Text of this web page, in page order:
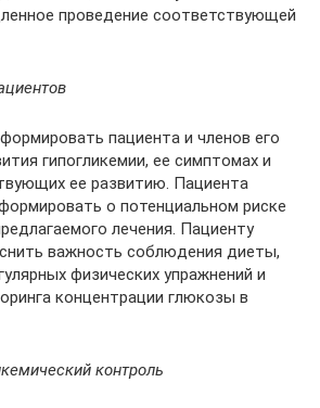
проведение соответствующей
пациента и членов его
гипогликемии, ее симптомах и
ее развитию. Пациента
о потенциальном риске
лечения. Пациенту
важность соблюдения диеты,
физических упражнений и
концентрации глюкозы в
контроль